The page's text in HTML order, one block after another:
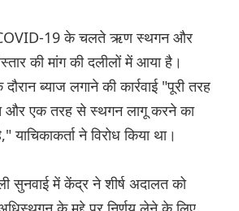
COVID-19 के चलते ऋण स्थगन और
की मांग की दलीलों में आया है।
ब्याज लगाने की कार्रवाई "पूरी तरह
और एक तरह से स्थगन लागू करने का
ने विरोध किया था।
सुनवाई में केंद्र ने शीर्ष अदालत को